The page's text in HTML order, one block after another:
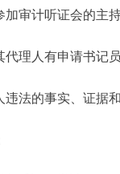
加审计听证会的
代理人有申请书
违法的事实、证据